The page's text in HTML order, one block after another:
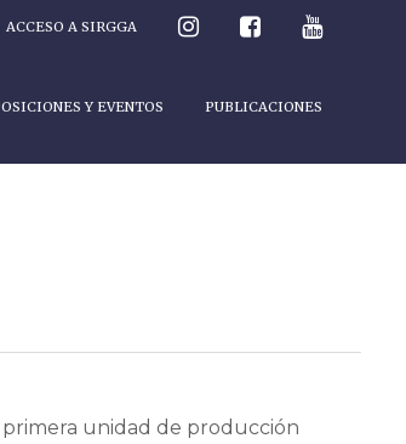
ACCESO A SIRGGA
Y EVENTOS PUBLICACIONES
unidad de producción